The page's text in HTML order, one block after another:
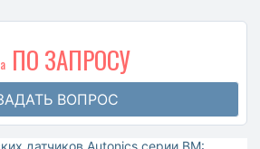
ПО ЗАПРОСУ
ВОПРОС